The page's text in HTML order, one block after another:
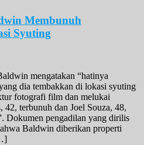
Membunuh
Syuting
mengatakan “hatinya
dia tembakkan di lokasi syuting
fotografi film dan melukai
terbunuh dan Joel Souza, 48,
Dokumen pengadilan yang dirilis
Baldwin diberikan properti